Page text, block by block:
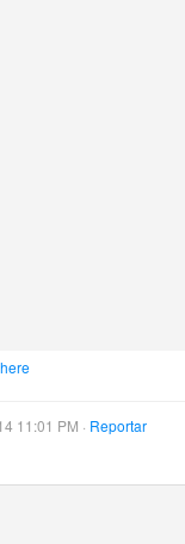
11:01 PM · Reportar